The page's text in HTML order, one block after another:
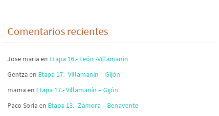
Comentarios recientes
Jose mariaen Etapa 16.- León -Villamanín
Gentzaen Etapa 17.- Villamanín – Gijón
mamaen Etapa 17.- Villamanín – Gijón
Paco Soriaen Etapa 13.- Zamora – Benavente